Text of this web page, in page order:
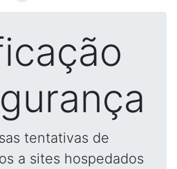
tentativas de
a sites hospedados